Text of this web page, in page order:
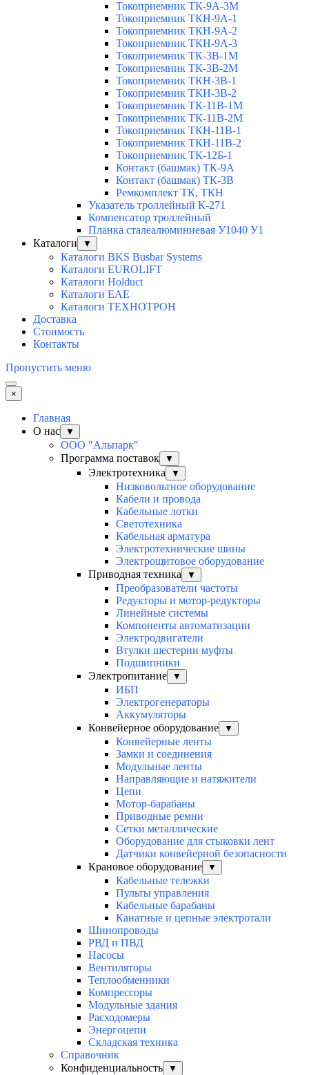
Токоприемник ТК-9А-3М
Токоприемник ТКН-9А-1
Токоприемник ТКН-9А-2
Токоприемник ТКН-9А-3
Токоприемник ТК-3В-1М
Токоприемник ТК-3В-2М
Токоприемник ТКН-3В-1
Токоприемник ТКН-3В-2
Токоприемник ТК-11В-1М
Токоприемник ТК-11В-2М
Токоприемник ТКН-11В-1
Токоприемник ТКН-11В-2
Токоприемник ТК-12Б-1
Контакт (башмак) ТК-9А
Контакт (башмак) ТК-3В
Ремкомплект ТК, ТКН
Указатель троллейный К-271
Компенсатор троллейный
Планка сталеалюминиевая У1040 У1
Каталоги
▼
Каталоги BKS Busbar Systems
Каталоги EUROLIFT
Каталоги Holduct
Каталоги EAE
Каталоги ТЕХНОТРОН
Доставка
Стоимость
Контакты
Пропустить меню
×
Главная
О нас
▼
ООО "Альпарк"
Программа поставок
▼
Электротехника ▼
Низковольтное оборудование
Кабели и провода
Кабельные лотки
Светотехника
Кабельная арматура
Электротехнические шины
Электрощитовое оборудование
Приводная техника
▼
Преобразователи частоты
Редукторы и мотор-редукторы
Линейные системы
Компоненты автоматизации
Электродвигатели
Втулки шестерни муфты
Подшипники
Электропитание
▼
ИБП
Электрогенераторы
Аккумуляторы
Конвейерное оборудование
▼
Конвейерные ленты
Замки и соединения
Модульные ленты
Направляющие и натяжители
Цепи
Мотор-барабаны
Приводные ремни
Сетки металлические
Оборудование для стыковки лент
Датчики конвейерной безопасности
Крановое оборудование
▼
Кабельные тележки
Пульты управления
Кабельные барабаны
Канатные и цепные электротали
Шинопроводы
РВД и ПВД
Насосы
Вентиляторы
Теплообменники
Компрессоры
Модульные здания
Расходомеры
Энергоцепи
Складская техника
Справочник
Конфиденциальность
▼